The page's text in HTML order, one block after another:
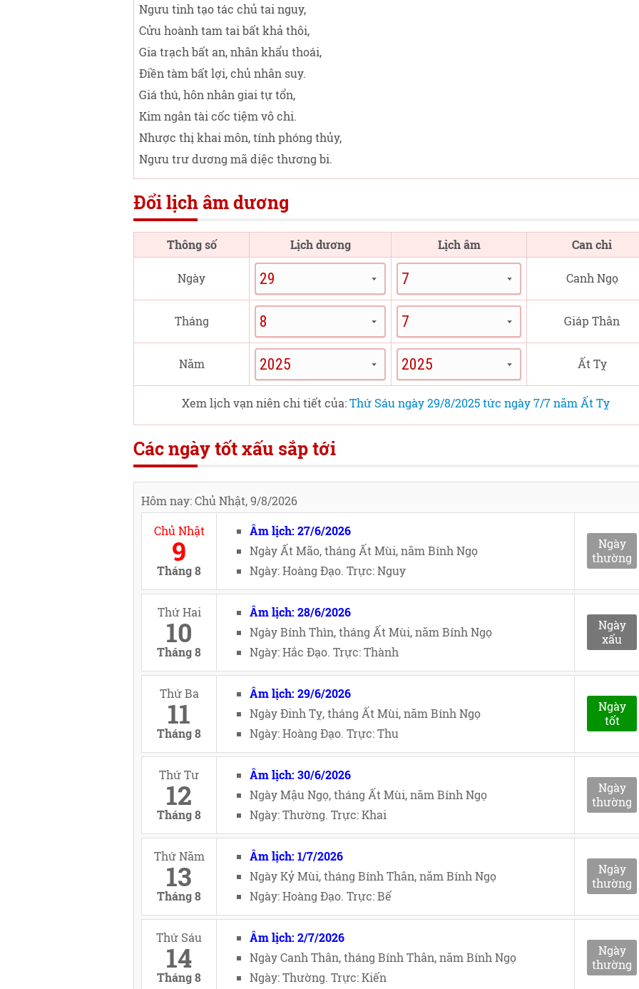
Ngưu tinh tạo tác chủ tai nguy,
Cửu hoành tam tai bất khả thôi,
Gia trạch bất an, nhân khẩu thoái,
Điền tàm bất lợi, chủ nhân suy.
Giá thú, hôn nhân giai tự tổn,
Kim ngân tài cốc tiệm vô chi.
Nhược thị khai môn, tính phóng thủy,
Ngưu trư dương mã diệc thương bi.
Đổi lịch âm dương
Thông số Lịch dương Lịch âm Can chi
Ngày Canh Ngọ
Tháng Giáp Thân
Năm Ất Tỵ
Xem lịch vạn niên chi tiết của:Thứ Sáu ngày 29/8/2025 tức ngày 7/7 năm Ất Tỵ
Các ngày tốt xấu sắp tới
Hôm nay: Chủ Nhật, 9/8/2026
Chủ Nhật
9
Tháng 8
Âm lịch: 27/6/2026
Ngày Ất Mão, tháng Ất Mùi, năm Bính Ngọ
Ngày: Hoàng Đạo. Trực: Nguy
Ngày
thường
Thứ Hai
10
Tháng 8
Âm lịch: 28/6/2026
Ngày Bính Thìn, tháng Ất Mùi, năm Bính Ngọ
Ngày: Hắc Đạo. Trực: Thành
Ngày
xấu
Thứ Ba
11
Tháng 8
Âm lịch: 29/6/2026
Ngày Đinh Tỵ, tháng Ất Mùi, năm Bính Ngọ
Ngày: Hoàng Đạo. Trực: Thu
Ngày
tốt
Thứ Tư
12
Tháng 8
Âm lịch: 30/6/2026
Ngày Mậu Ngọ, tháng Ất Mùi, năm Bính Ngọ
Ngày: Thường. Trực: Khai
Ngày
thường
Thứ Năm
13
Tháng 8
Âm lịch: 1/7/2026
Ngày Kỷ Mùi, tháng Bính Thân, năm Bính Ngọ
Ngày: Hoàng Đạo. Trực: Bế
Ngày
thường
Thứ Sáu
14
Tháng 8
Âm lịch: 2/7/2026
Ngày Canh Thân, tháng Bính Thân, năm Bính Ngọ
Ngày: Thường. Trực: Kiến
Ngày
thường